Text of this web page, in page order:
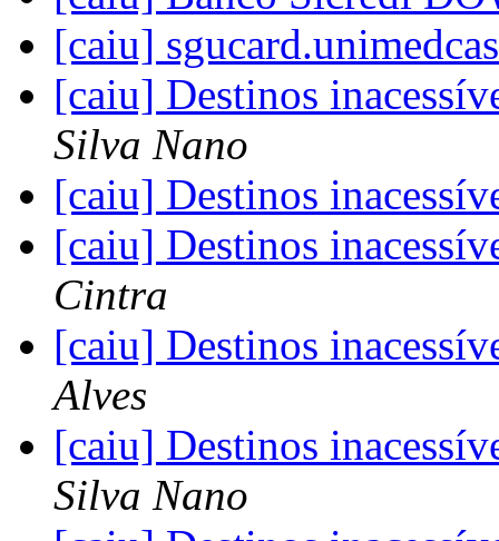
[caiu]
[caiu] Destinos
Silva Nano
[caiu] Destinos
[caiu] Destinos
Cintra
[caiu] Destinos
Alves
[caiu] Destinos
Silva Nano